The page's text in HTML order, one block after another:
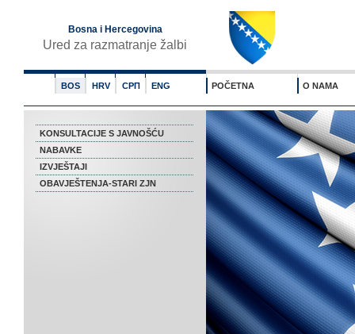
Bosna i Hercegovina
Ured za razmatranje žalbi
BOS HRV СРП ENG POČETNA O NAMA
KONSULTACIJE S JAVNOŠĆU
NABAVKE
IZVJEŠTAJI
OBAVJEŠTENJA-STARI ZJN